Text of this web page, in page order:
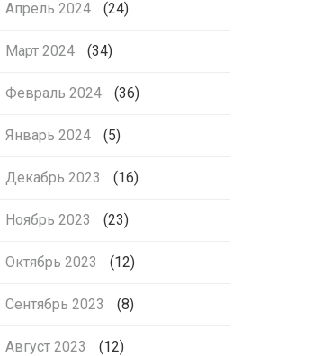
Апрель 2024 (24)
Март 2024 (34)
Февраль 2024 (36)
Январь 2024 (5)
Декабрь 2023 (16)
Ноябрь 2023 (23)
Октябрь 2023 (12)
Сентябрь 2023 (8)
Август 2023 (12)